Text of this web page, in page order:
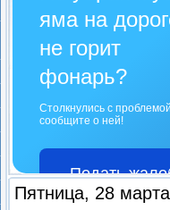
яма на
не горит
фонарь?
Столкнулись с
сообщите о ней!
Подать
Пятница, 28